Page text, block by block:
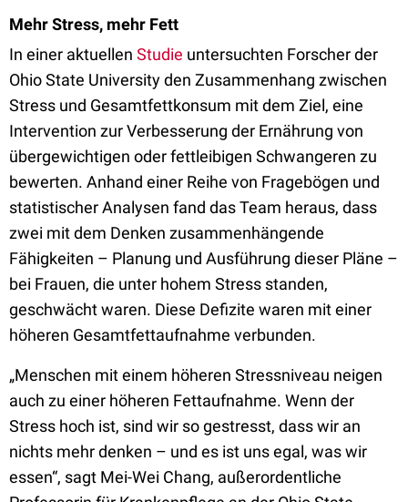
Mehr Stress, mehr Fett
In einer aktuellen Studie untersuchten Forscher der
Ohio State University den Zusammenhang zwischen
Stress und Gesamtfettkonsum mit dem Ziel, eine
Intervention zur Verbesserung der Ernährung von
übergewichtigen oder fettleibigen Schwangeren zu
bewerten. Anhand einer Reihe von Fragebögen und
statistischer Analysen fand das Team heraus, dass
zwei mit dem Denken zusammenhängende
Fähigkeiten – Planung und Ausführung dieser Pläne –
bei Frauen, die unter hohem Stress standen,
geschwächt waren. Diese Defizite waren mit einer
höheren Gesamtfettaufnahme verbunden.
„Menschen mit einem höheren Stressniveau neigen
auch zu einer höheren Fettaufnahme. Wenn der
Stress hoch ist, sind wir so gestresst, dass wir an
nichts mehr denken – und es ist uns egal, was wir
essen“, sagt Mei-Wei Chang, außerordentliche